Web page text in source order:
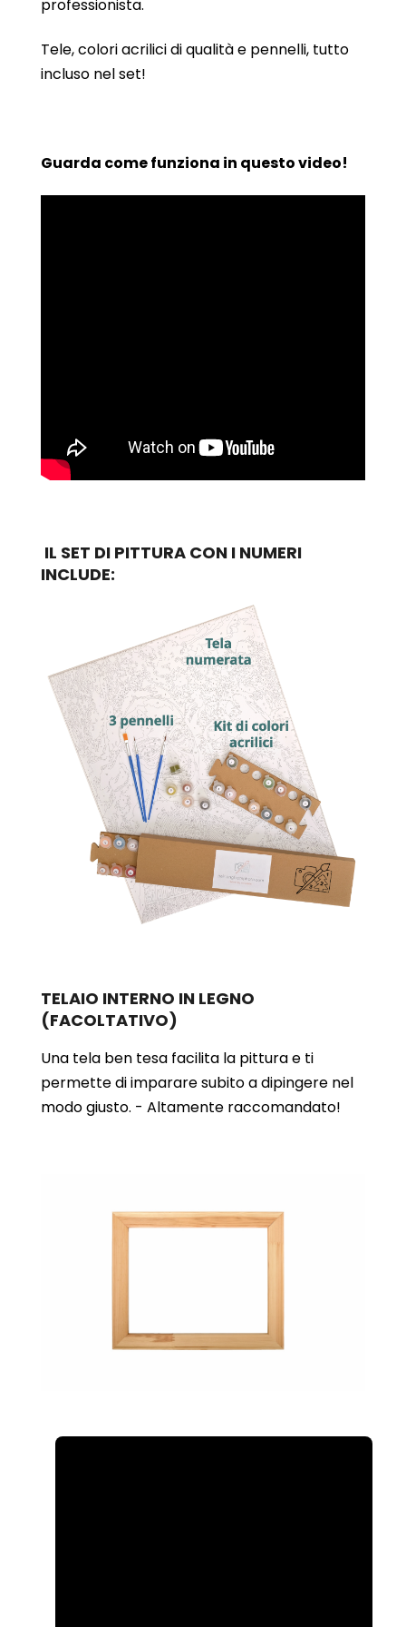
professionista.
Tele, colori acrilici di qualità e pennelli, tutto
incluso nel set!
Guarda come funziona in questo video!
IL SET DI PITTURA CON I NUMERI
INCLUDE:
TELAIO INTERNO IN LEGNO
(FACOLTATIVO)
Una tela ben tesa facilita la pittura e ti
permette di imparare subito a dipingere nel
modo giusto. - Altamente raccomandato!